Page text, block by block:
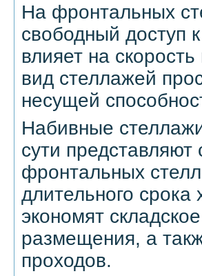
На фронтальных
свободный доступ
влияет на
вид стеллажей
несущей
Набивные
сути
фронтальных
длительного
экономят
размещения, а
проходов.